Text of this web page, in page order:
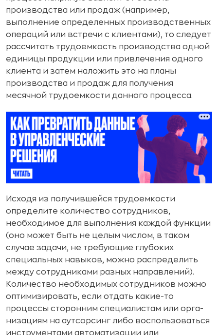
производства или продаж (на­пример,
выполнение определенных производственных
опе­раций или встречи с клиентами), то следует
рассчитать тру­доемкость производства одной
единицы продукции или привлечения одного
клиента и затем наложить это на пла­ны
производства и продаж для получения
месячной трудо­емкости данного процесса.
Исходя из получившейся трудоемкости
определите количе­ство сотрудников,
необходимое для выполнения каждой функ­ции
(оно может быть не целым числом, в таком
случае зада­чи, не требующие глубоких
специальных навыков, можно рас­пределить
между сотрудниками разных направлений).
Количе­ство необходимых сотрудников можно
оптимизировать, если отдать какие-то
процессы сторонним специалистам или орга­
низациям на аутсорсинг либо воспользоваться
инструментами автоматизации или